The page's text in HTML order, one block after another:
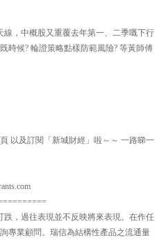
，中概股又重覆去年第一、二季嘅下行
時候? 輪證策略點樣防範風險? 等黃師傅
以及訂閱「新城財經」啦～～ 一路睇一
，過往表現並不反映將來表現。在作任
專業顧問。瑞信為結構性產品之流通量